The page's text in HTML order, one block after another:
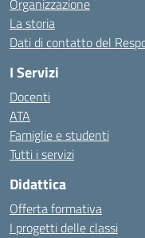
Organizzazione
La storia
Dati di contatto del
I Servizi
Docenti
ATA
Famiglie e studenti
Tutti i servizi
Didattica
Offerta formativa
I progetti delle classi